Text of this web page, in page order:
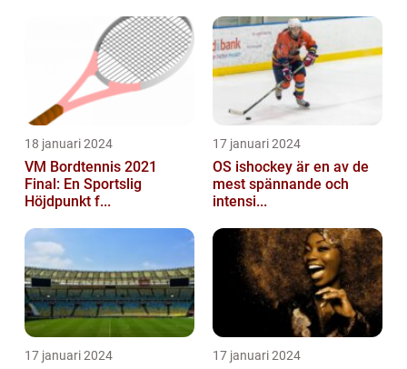
18 januari 2024
VM Bordtennis 2021
Final: En Sportslig
Höjdpunkt f...
17 januari 2024
OS ishockey är en av de
mest spännande och
intensi...
17 januari 2024 17 januari 2024